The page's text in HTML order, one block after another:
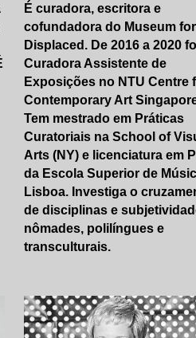
É curadora, escritora e
cofundadora do Museum
Displaced . De 2016 a 2020
Curadora Assistente de
Exposições no NTU Centre
Contemporary Art
Tem mestrado em Práticas
Curatoriais na School of
Arts (NY) e licenciatura em
da Escola Superior de
Lisboa. Investiga o
de disciplinas e
nômades, polilíngues e
transculturais.